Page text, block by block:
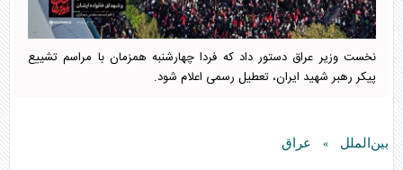
نخست وزیر عراق دستور داد که فردا چهارشنبه همزمان با مراسم تشییع
پیکر رهبر شهید ایران، تعطیل رسمی اعلام شود.
بین‌الملل » عراق